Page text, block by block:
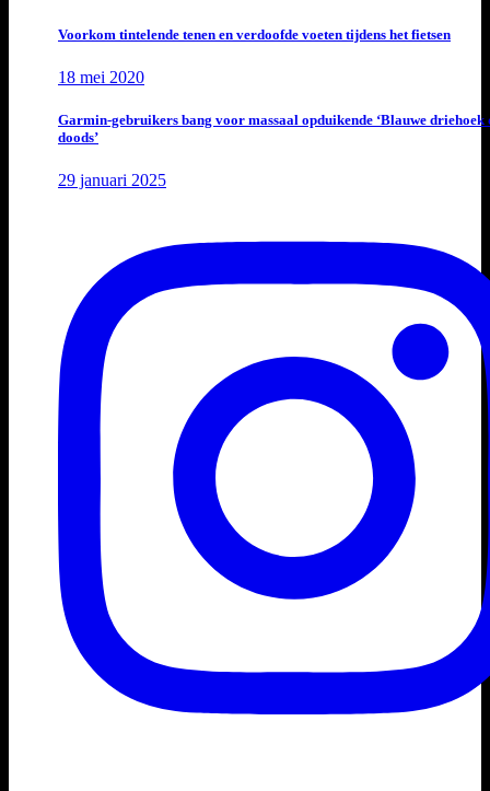
Voorkom tintelende tenen en verdoofde voeten tijdens het fietsen
18 mei 2020
Garmin-gebruikers bang voor massaal opduikende ‘Blauwe driehoek
doods’
29 januari 2025